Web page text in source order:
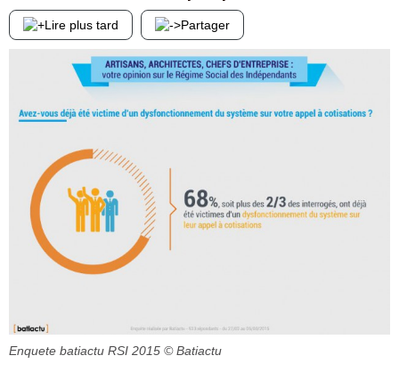
Lire plus tard Partager
Enquete batiactu RSI 2015 © Batiactu